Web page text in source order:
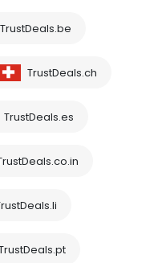
TrustDeals.be
TrustDeals.ch
TrustDeals.es